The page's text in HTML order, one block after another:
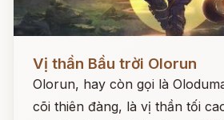
Đọc ngay
Vị thần Bầu trời Olorun
Olorun, hay còn gọi là
cõi thiên đàng, là vị thần tối